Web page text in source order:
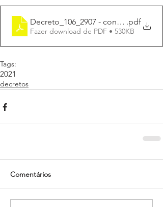
Decreto_106_2907 - .pdf
Fazer download de PDF • 530KB
Tags:
2021
decretos
Comentários